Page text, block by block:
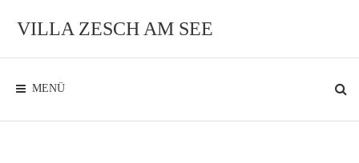
InhaltVILLA ZESCH AM SEE
Ambiente
See MENÜ